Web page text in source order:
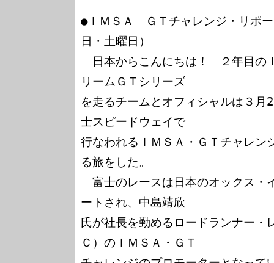
●ＩＭＳＡ　ＧＴチャレンジ・リポ
日・土曜日）
日本からこんにちは！　２年目の
リームＧＴシリーズ
を走るチームとオフィシャルは３
士スピードウェイで
行なわれるＩＭＳＡ・ＧＴチャレン
る旅をした。
富士のレースは日本のオックス・
ートされ、中島靖欣
氏が社長を勤めるロードランナー・
Ｃ）のＩＭＳＡ・ＧＴ